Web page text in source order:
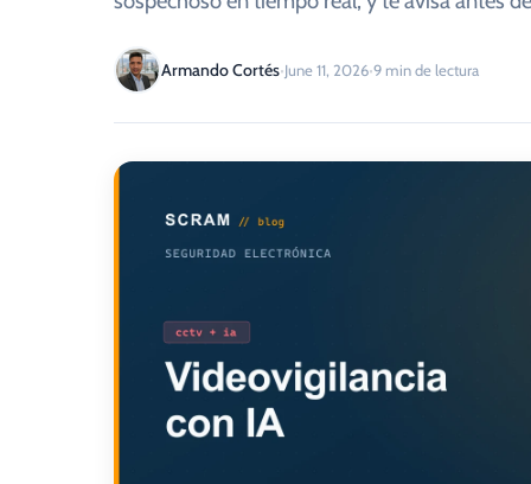
Armando Cortés·June 11, 2026·9 min de lectura